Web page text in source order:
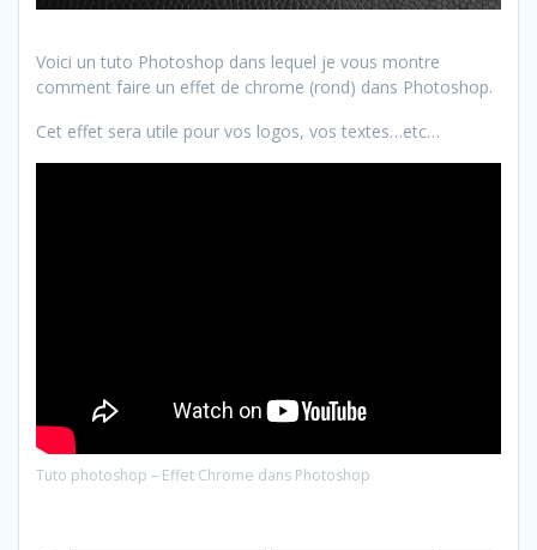
Voici un tuto Photoshop dans lequel je vous montre
comment faire un effet de chrome (rond) dans Photoshop.
Cet effet sera utile pour vos logos, vos textes…etc…
Tuto photoshop – Effet Chrome dans Photoshop